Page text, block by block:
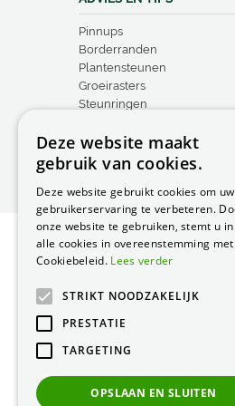
Pinnups
Borderranden
Plantensteunen
Groeirasters
Steunringen
© Peacock Garden Supports
Deze website maakt
gebruik van cookies.
Deze website gebruikt cookies om uw
gebruikerservaring te verbeteren.
onze website te gebruiken, stemt u
alle cookies in overeenstemming
Cookiebeleid. Lees verder
STRIKT NOODZAKELIJK
PRESTATIE
TARGETING
OPSLAAN EN SLUITEN